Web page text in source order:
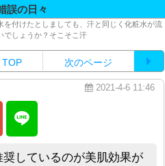
誤の日々
付けたとしましても、汗と同じく化粧水が流
でしょうか？そこそこ汗
TOP 次のページ
2021-4-6 11:46
しているのが美肌効果が